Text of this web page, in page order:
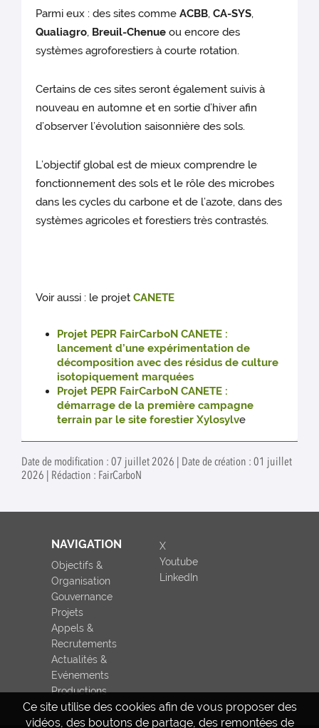
Parmi eux : des sites commeACBB,CA-SYS,
Qualiagro, Breuil-Chenue ou encore des
systèmes agroforestiers à courte rotation.
Certains de ces sites seront également suivis à
nouveau en automne et en sortie d’hiver afin
d’observer l’évolution saisonnière des sols.
L’objectif global est de mieux comprendre le
fonctionnement des sols et le rôle des microbes
dans les cycles du carbone et de l’azote, dans des
systèmes agricoles et forestiers très contrastés.
Voir aussi : le projetCANETE
Projet PEPR FairCarboN CANETE :
lancement d’une expérimentation de
décomposition avec des résidus de culture
isotopiquement marquées
Projet PEPR FairCarboN CANETE :
démarrage de la première campagne
terrain par le site forestier Xylosylve
Date de modification : 07 juillet 2026 | Date de création : 01 juillet
2026 | Rédaction : FairCarboN
Ce site utilise des cookies afin de vous proposer des
vidéos, des boutons de partage, des remontées de
NAVIGATION
Objectifs &
Organisation
Gouvernance
Projets
Appels &
Recrutements
Actualités &
Evénements
Productions
X
Youtube
LinkedIn